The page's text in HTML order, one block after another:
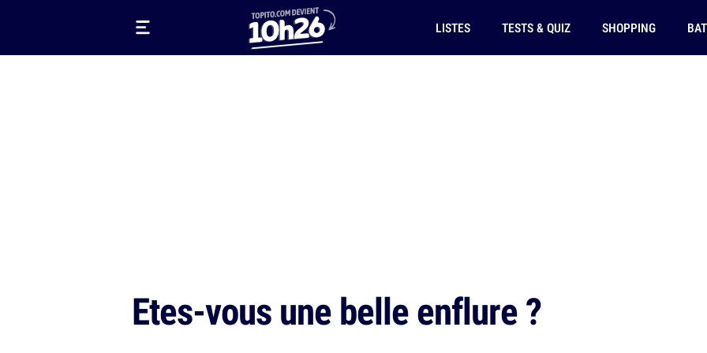
LISTES TESTS & QUIZ SHOPPING
Etes-vous une belle enflure ?